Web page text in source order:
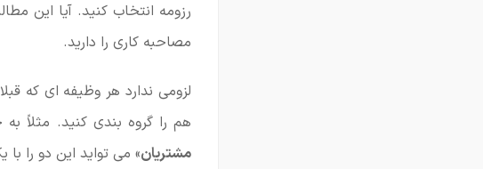
رزومه انتخاب کنید. آیا این
مصاحبه کاری را دارید.
لزومی ندارد هر وظیفه ای که
هم را گروه بندی کنید. مثلاً
مشتریان» می تواید این دو را با